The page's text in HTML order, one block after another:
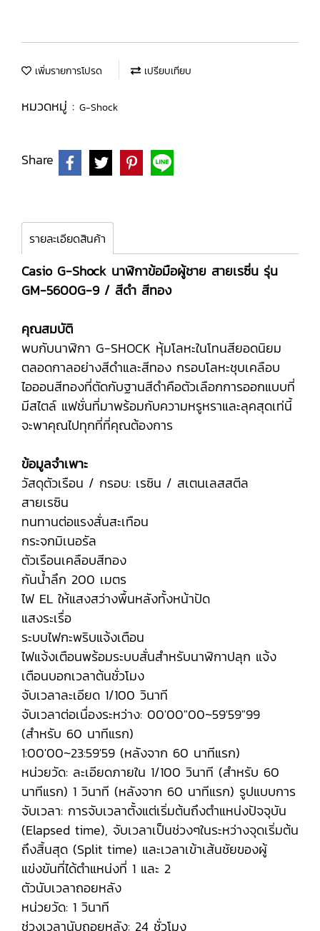
เพิ่มรายการโปรด เปรียบเทียบ
หมวดหมู่ : G-Shock
Share
รายละเอียดสินค้า
Casio G-Shock นาฬิกาข้อมือผู้ชาย สายเรซิ่น รุ่น
GM-5600G-9 / สีดำ สีทอง
คุณสมบัติ
พบกับนาฬิกา G-SHOCK หุ้มโลหะในโทนสียอดนิยม
ตลอดกาลอย่างสีดำและสีทอง กรอบโลหะชุบเคลือบ
ไอออนสีทองที่ตัดกับฐานสีดำคือตัวเลือกการออกแบบที่
มีสไตล์ แฟชั่นที่มาพร้อมกับความหรูหราและลุคสุดเท่นี้
จะพาคุณไปทุกที่ที่คุณต้องการ
ข้อมูลจำเพาะ
วัสดุตัวเรือน / กรอบ: เรซิน / สเตนเลสสตีล
สายเรซิน
ทนทานต่อแรงสั่นสะเทือน
กระจกมิเนอรัล
ตัวเรือนเคลือบสีทอง
กันน้ำลึก 200 เมตร
ไฟ EL ให้แสงสว่างพื้นหลังทั้งหน้าปัด
แสงระเรื่อ
ระบบไฟกะพริบแจ้งเตือน
ไฟแจ้งเตือนพร้อมระบบสั่นสำหรับนาฬิกาปลุก แจ้ง
เตือนบอกเวลาต้นชั่วโมง
จับเวลาละเอียด 1/100 วินาที
จับเวลาต่อเนื่องระหว่าง: 00'00"00~59'59"99
(สำหรับ 60 นาทีแรก)
1:00'00~23:59'59 (หลังจาก 60 นาทีแรก)
หน่วยวัด: ละเอียดภายใน 1/100 วินาที (สำหรับ 60
นาทีแรก) 1 วินาที (หลังจาก 60 นาทีแรก) รูปแบบการ
จับเวลา: การจับเวลาตั้งแต่เริ่มต้นถึงตำแหน่งปัจจุบัน
(Elapsed time), จับเวลาเป็นช่วงๆในระหว่างจุดเริ่มต้น
ถึงสิ้นสุด (Split time) และเวลาเข้าเส้นชัยของผู้
แข่งขันที่ได้ตำแหน่งที่ 1 และ 2
ตัวนับเวลาถอยหลัง
หน่วยวัด: 1 วินาที
ช่วงเวลานับถอยหลัง: 24 ชั่วโมง